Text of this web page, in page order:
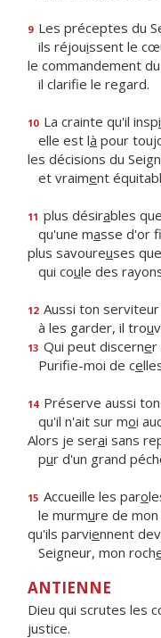
9 Les préceptes du
ils réjouissent le
le commandement
il clarife le regard.
10 La crainte qu'il inspi
elle est là pour
les décisions du
et vraiment
11 plus désirables
qu'une masse d'or
plus savoureuses
qui coule des
12 Aussi ton serviteur
à les garder, il trou
13 Qui peut discerner
Purifie-moi de ce
14 Préserve aussi
qu'il n'ait sur moi
Alors je serai sans
pur d'un grand
15 Accueille les paro
le murmure de
qu'ils parviennent
Seigneur, mon roch
ANTIENNE
Dieu qui scrutes les
justice.